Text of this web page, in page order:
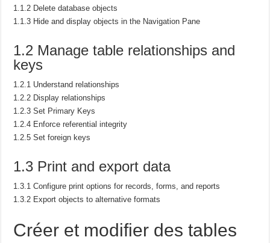
1.1.2 Delete database objects
1.1.3 Hide and display objects in the Navigation Pane
1.2 Manage table relationships and
keys
1.2.1 Understand relationships
1.2.2 Display relationships
1.2.3 Set Primary Keys
1.2.4 Enforce referential integrity
1.2.5 Set foreign keys
1.3 Print and export data
1.3.1 Configure print options for records, forms, and reports
1.3.2 Export objects to alternative formats
Créer et modifier des tables